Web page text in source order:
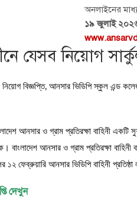
অনলাইনের
১৯ জুলাই
যেসব নিয়োগ
বিজ্ঞপ্তি, আনসার ভিডিপি স্কুল এন্ড
আনসার ও গ্রাম প্রতিরক্ষা বাহিনী একটি
বাংলাদেশ আনসার ও গ্রাম
ফেব্রুয়ারি আনসার ভিডিপি বাহিনী প্রতিষ্ঠা
দেখুন